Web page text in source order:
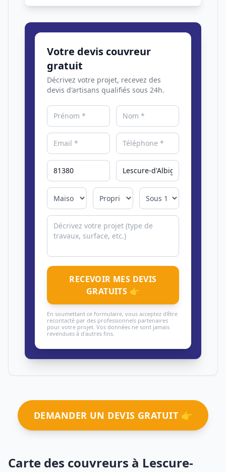
Votre devis couvreur
gratuit
Décrivez votre projet, recevez des
devis d'artisans qualifiés sous 24h.
RECEVOIR MES DEVIS
GRATUITS 👉
En soumettant ce formulaire, vous acceptez d'être
recontacté par des professionnels partenaires
pour votre projet. Vos données ne sont jamais
revendues à d'autres fins.
DEMANDER UN DEVIS GRATUIT 👉
Carte des couvreurs à Lescure-